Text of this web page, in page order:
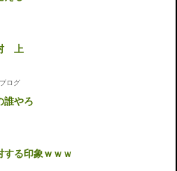
上
ログ
誰やろ
する印象ｗｗｗ